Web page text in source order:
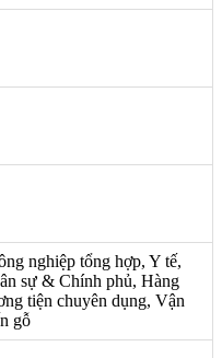
nghiệp tổng hợp, Y tế,
sự & Chính phủ, Hàng
tiện chuyên dụng, Vận
gỗ